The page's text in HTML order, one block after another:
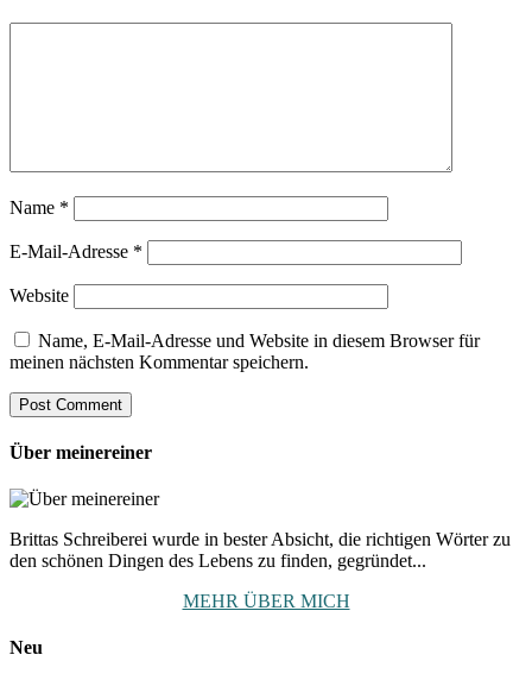
Name *
E-Mail-Adresse *
Website
Name, E-Mail-Adresse und Website in diesem Browser für
meinen nächsten Kommentar speichern.
Über meinereiner
Brittas Schreiberei wurde in bester Absicht, die richtigen Wörter zu
den schönen Dingen des Lebens zu finden, gegründet...
MEHR ÜBER MICH
Neu